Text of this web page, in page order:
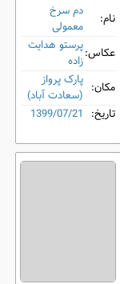
نام:
دم‌ سرخ
معمولی
عکاس:پرستو هدایت
زاده
مکان: پارک پرواز
(سعادت آباد)
تاریخ: 1399/07/21